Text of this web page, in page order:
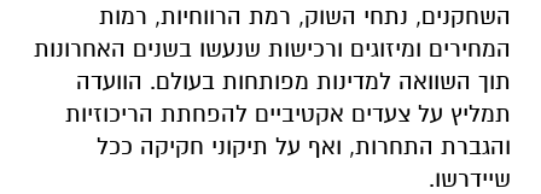
השחקנים, נתחי השוק, רמת הרווחיות, רמות
המחירים ומיזוגים ורכישות שנעשו בשנים האחרונות
תוך השוואה למדינות מפותחות בעולם. הוועדה
תמליץ על צעדים אקטיביים להפחתת הריכוזיות
והגברת התחרות, ואף על תיקוני חקיקה ככל
שיידרשו.